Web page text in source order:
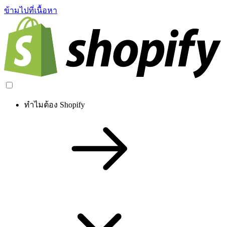
ข้ามไปที่เนื้อหา
ทำไมต้อง Shopify